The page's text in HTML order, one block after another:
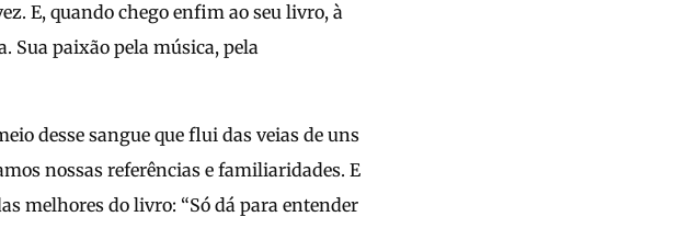
E, quando chego enfim ao seu livro, à
Sua paixão pela música, pela
desse sangue que flui das veias de uns
nossas referências e familiaridades. E
melhores do livro: “Só dá para entender